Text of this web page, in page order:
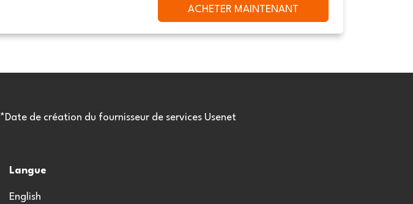
ACHETER MAINTENANT
*Date de création du fournisseur de services Usenet
Langue
English